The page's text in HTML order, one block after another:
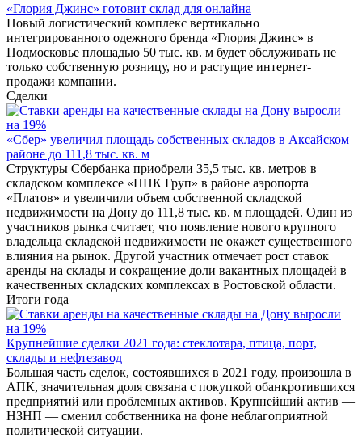
«Глория Джинс» готовит склад для онлайна
Новый логистический комплекс вертикально
интегрированного одежного бренда «Глория Джинс» в
Подмосковье площадью 50 тыс. кв. м будет обслуживать не
только собственную розницу, но и растущие интернет-
продажи компании.
Сделки
«Сбер» увеличил площадь собственных складов в Аксайском
районе до 111,8 тыс. кв. м
Структуры Сбербанка приобрели 35,5 тыс. кв. метров в
складском комплексе «ПНК Груп» в районе аэропорта
«Платов» и увеличили объем собственной складской
недвижимости на Дону до 111,8 тыс. кв. м площадей. Один из
участников рынка считает, что появление нового крупного
владельца складской недвижимости не окажет существенного
влияния на рынок. Другой участник отмечает рост ставок
аренды на склады и сокращение доли вакантных площадей в
качественных складских комплексах в Ростовской области.
Итоги года
Крупнейшие сделки 2021 года: стеклотара, птица, порт,
склады и нефтезавод
Большая часть сделок, состоявшихся в 2021 году, произошла в
АПК, значительная доля связана с покупкой обанкротившихся
предприятий или проблемных активов. Крупнейший актив —
НЗНП — сменил собственника на фоне неблагоприятной
политической ситуации.